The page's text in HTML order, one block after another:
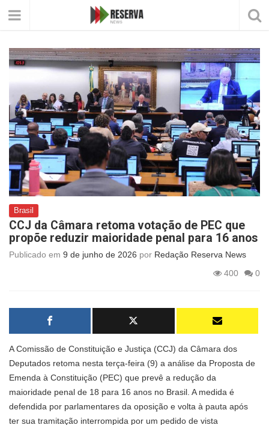
Brasil
CCJ da Câmara retoma votação de PEC que
propõe reduzir maioridade penal para 16 anos
Publicado em 9 de junho de 2026 por Redação Reserva News
400
0
A Comissão de Constituição e Justiça (CCJ) da Câmara dos
Deputados retoma nesta terça-feira (9) a análise da Proposta de
Emenda à Constituição (PEC) que prevê a redução da
maioridade penal de 18 para 16 anos no Brasil. A medida é
defendida por parlamentares da oposição e volta à pauta após
ter sua tramitação interrompida por um pedido de vista